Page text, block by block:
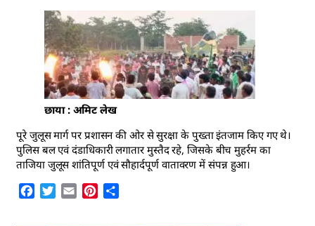
छाया : अमिट लेख
पूरे जुलूस मार्ग पर प्रशासन की ओर से सुरक्षा के पुख्ता इंतजाम किए गए थे।
पुलिस बल एवं दंडाधिकारी लगातार मुस्तैद रहे, जिसके बीच मुहर्रम का
ताजिया जुलूस शांतिपूर्ण एवं सौहार्दपूर्ण वातावरण में संपन्न हुआ।
Facebook
Twitter
Email Pinterest